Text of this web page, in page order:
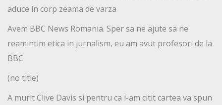
aduce in corp zeama de varza
Avem BBC News Romania. Sper sa ne ajute sa ne
reamintim etica in jurnalism, eu am avut profesori de la
BBC
(no title)
A murit Clive Davis si pentru ca i-am citit cartea va spun